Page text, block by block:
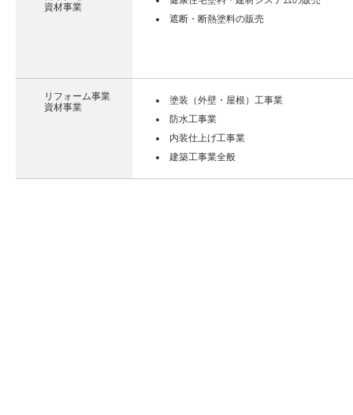
資材事業
遮断・断熱塗料の販売
リフォーム事業
資材事業
塗装（外壁・屋根）工事業
防水工事業
内装仕上げ工事業
建築工事業全般